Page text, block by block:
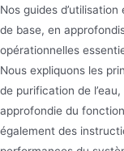
Nos guides
de base, en
opérationnelles
Nous expliquons les
de purification de
approfondie du
également des